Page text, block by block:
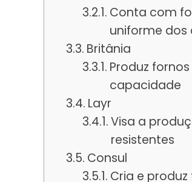
Conta com
uniforme dos
Britânia
Produz
capacidade
Layr
Visa a
resistentes
Consul
Cria e